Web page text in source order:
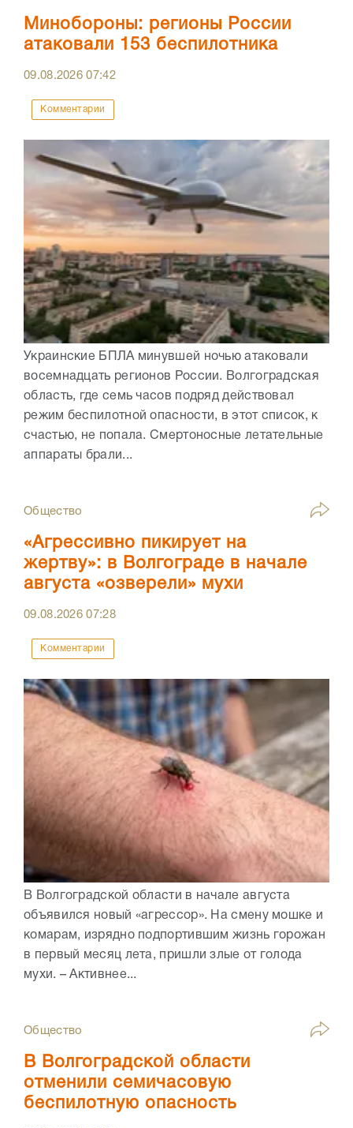
Минобороны: регионы России
атаковали 153 беспилотника
09.08.202607:42
Комментарии
Украинские БПЛА минувшей ночью атаковали
восемнадцать регионов России. Волгоградская
область, где семь часов подряд действовал
режим беспилотной опасности, в этот список, к
счастью, не попала. Смертоносные летательные
аппараты брали...
Общество
«Агрессивно пикирует на
жертву»: в Волгограде в начале
августа «озверели» мухи
09.08.202607:28
Комментарии
В Волгоградской области в начале августа
объявился новый «агрессор». На смену мошке и
комарам, изрядно подпортившим жизнь горожан
в первый месяц лета, пришли злые от голода
мухи. – Активнее...
Общество
В Волгоградской области
отменили семичасовую
беспилотную опасность